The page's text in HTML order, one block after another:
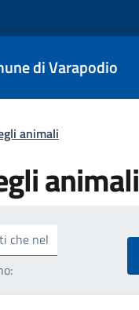
di Varapodio
animali
animali
che nel